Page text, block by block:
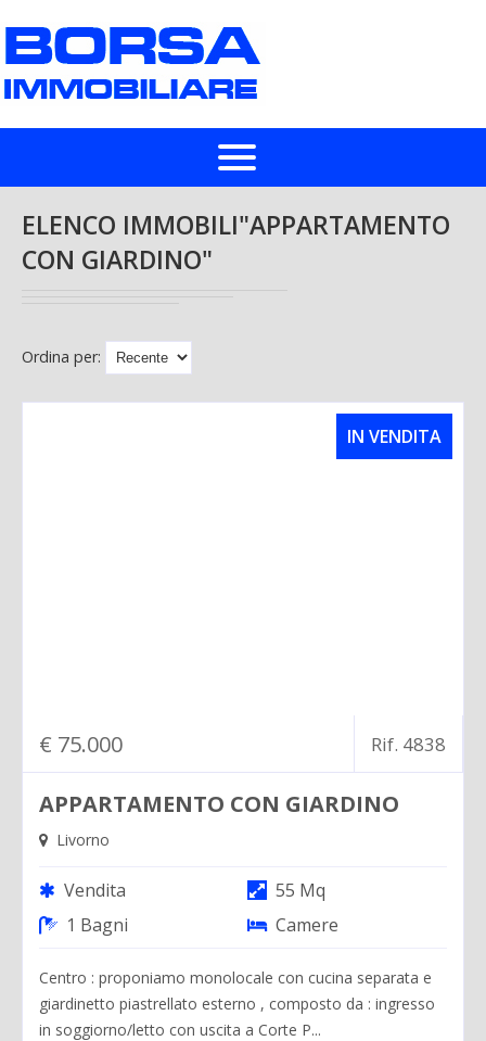
IN VENDITA
CHI SIAMO
LASCIA UNA RICHIESTA
ELENCO IMMOBILI"APPARTAMENTO
CON GIARDINO"
Ordina per:
IN VENDITA
€ 75.000 Rif. 4838
APPARTAMENTO CON GIARDINO
Livorno
Vendita
55 Mq
1 Bagni
Camere
Centro : proponiamo monolocale con cucina separata e
giardinetto piastrellato esterno , composto da : ingresso
in soggiorno/letto con uscita a Corte P...